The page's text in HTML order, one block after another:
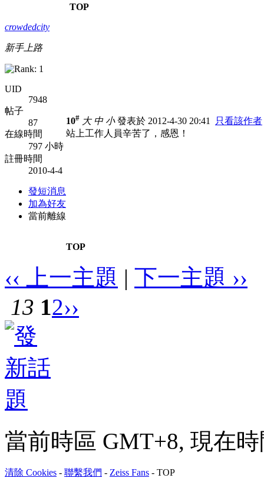
TOP
crowdedcity
新手上路
UID
7948
帖子
87
在線時間
797 小時
註冊時間
2010-4-4
發短消息
加為好友
當前離線
10# 大 中 小發表於 2012-4-30 20:41
只看該作者
站上工作人員辛苦了，感恩！
TOP
‹‹ 上一主題 | 下一主題 ››
13 12››
當前時區 GMT+8, 現在
清除 Cookies - 聯繫我們 - Zeiss Fans - TOP